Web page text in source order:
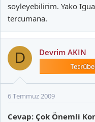
soyleyebilirim. Yako
tercumana.
D Devrim AKIN
6 Temmuz 2009
Cevap: Çok Önemli